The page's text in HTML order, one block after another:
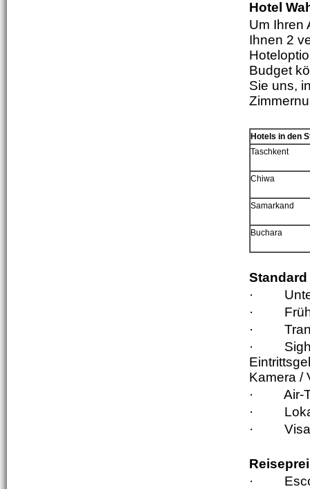
Hotel
Um Ihren
Ihnen 2
Budget
Sie uns,
Hotels in den
Taschkent
Chiwa
Samarkand
Buchara
·
·
·
·
Kamera /
·
Air-
·
·
·